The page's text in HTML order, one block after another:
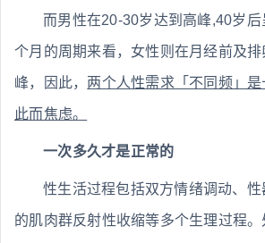
而男性在20-30岁达到高峰,40岁
个月的周期来看，女性则在月经前及
峰，因此， 两个人性需求「不同频」
此而焦虑。
一次多久才是正常的
性生活过程包括双方情绪调动、
的肌肉群反射性收缩等多个生理过程